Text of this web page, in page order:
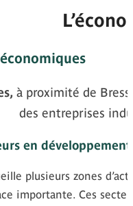
à proximité de
des entreprises
en développement
plusieurs zones
importante. Ces